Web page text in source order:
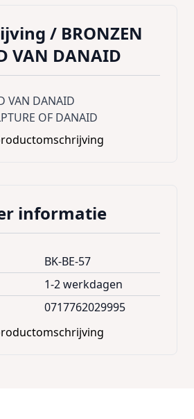
/ BRONZEN
VAN DANAID
VAN DANAID
OF DANAID
informatie
BK-BE-57
1-2 werkdagen
0717762029995